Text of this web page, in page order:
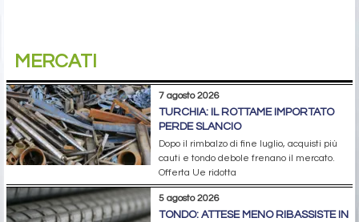
MERCATI
7 agosto 2026
TURCHIA: IL ROTTAME IMPORTATO
PERDE SLANCIO
Dopo il rimbalzo di fine luglio, acquisti più
cauti e tondo debole frenano il mercato.
Offerta Ue ridotta
5 agosto 2026
TONDO: ATTESE MENO RIBASSISTE IN